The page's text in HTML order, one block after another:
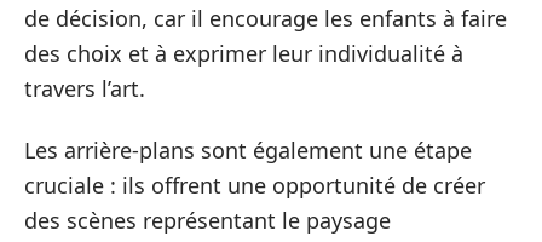
de décision, car il encourage les enfants à faire
des choix et à exprimer leur individualité à
travers l’art.
Les arrière-plans sont également une étape
cruciale : ils offrent une opportunité de créer
des scènes représentant le paysage